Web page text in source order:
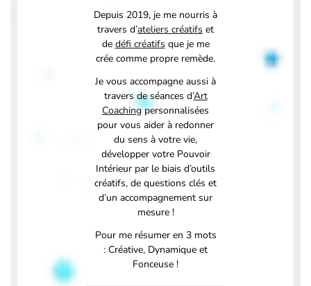
Depuis 2019, je me nourris à
travers d’ateliers créatifs et
de défi créatifs que je me
crée comme propre remède.
Je vous accompagne aussi à
travers de séances d’Art
Coachingpersonnalisées
pour vous aider à redonner
du sens à votre vie,
développer votre Pouvoir
Intérieur par le biais d’outils
créatifs, de questions clés et
d’un accompagnement sur
mesure !
Pour me résumer en 3 mots
: Créative, Dynamique et
Fonceuse !